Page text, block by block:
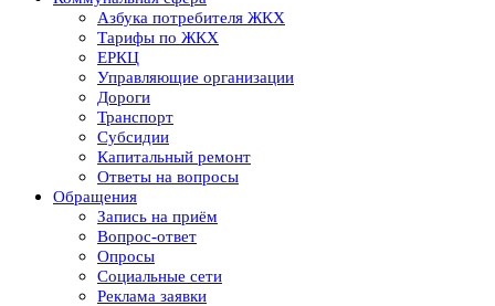
Азбука потребителя ЖКХ
Тарифы по ЖКХ
ЕРКЦ
Управляющие организации
Дороги
Транспорт
Субсидии
Капитальный ремонт
Ответы на вопросы
Обращения
Запись на приём
Вопрос-ответ
Опросы
Социальные сети
Реклама заявки